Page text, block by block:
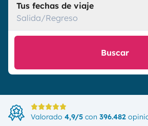
Tus fechas de viaje
Salida/Regreso
Buscar
Valorado 4,9/5 con 396.482